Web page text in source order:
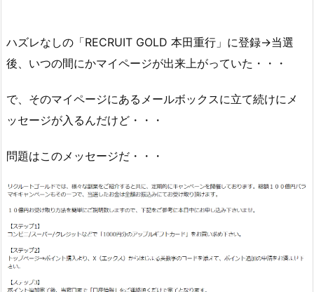
ハズレなしの「RECRUIT GOLD 本田重行」に登録→当選
後、いつの間にかマイページが出来上がっていた・・・
で、そのマイページにあるメールボックスに立て続けにメ
ッセージが入るんだけど・・・
問題はこのメッセージだ・・・